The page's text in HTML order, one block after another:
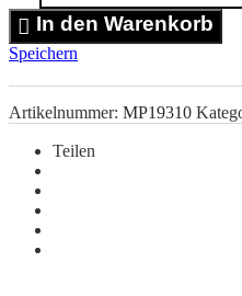
Menge
In den Warenkorb
Speichern
Artikelnummer: MP19310
Teilen